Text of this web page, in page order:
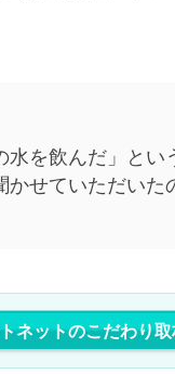
水を飲んだ」と
かせていただい
ネットのこだわり